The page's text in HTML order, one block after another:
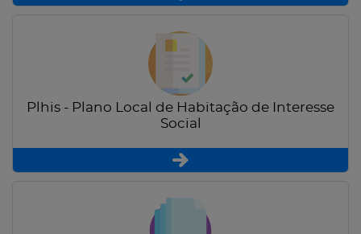
Plhis - Plano Local de Habitação de Interesse
Social